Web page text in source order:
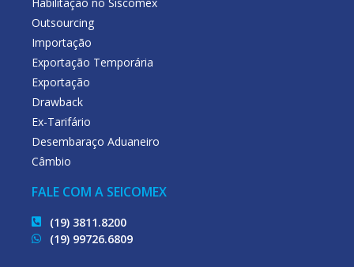
Outsourcing
Importação
Exportação Temporária
Exportação
Drawback
Ex-Tarifário
Desembaraço Aduaneiro
Câmbio
FALE COM A SEICOMEX
(19) 3811.8200
(19) 99726.6809